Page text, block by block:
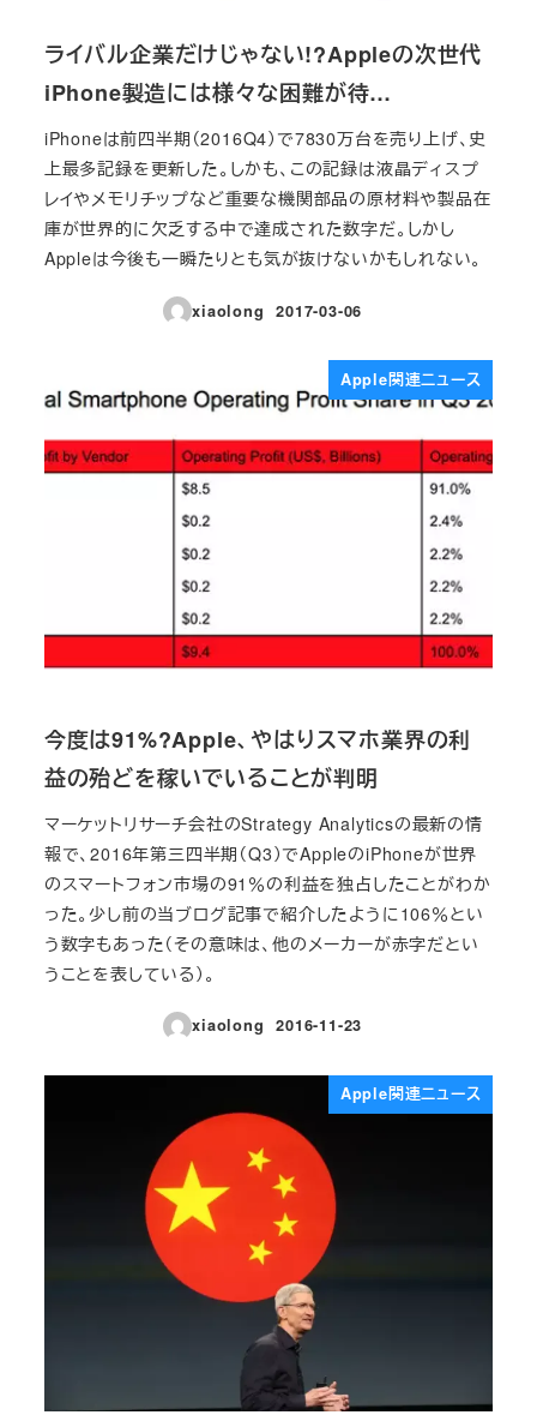
ライバル企業だけじゃない!?Appleの次世代
iPhone製造には様々な困難が待…
iPhoneは前四半期（2016Q4）で7830万台を売り上げ、史
上最多記録を更新した。しかも、この記録は液晶ディスプ
レイやメモリチップなど重要な機関部品の原材料や製品在
庫が世界的に欠乏する中で達成された数字だ。しかし
Appleは今後も一瞬たりとも気が抜けないかもしれない。
xiaolong
投稿日
2017-03-06
Apple関連ニュース
今度は91%?Apple、やはりスマホ業界の利
益の殆どを稼いでいることが判明
マーケットリサーチ会社のStrategy Analyticsの最新の情
報で、2016年第三四半期（Q3）でAppleのiPhoneが世界
のスマートフォン市場の91％の利益を独占したことがわか
った。少し前の当ブログ記事で紹介したように106％とい
う数字もあった（その意味は、他のメーカーが赤字だとい
うことを表している）。
xiaolong
投稿日
2016-11-23
Apple関連ニュース